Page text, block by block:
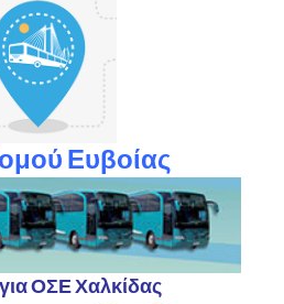
Ευβοίας
ΟΣΕ Χαλκίδας